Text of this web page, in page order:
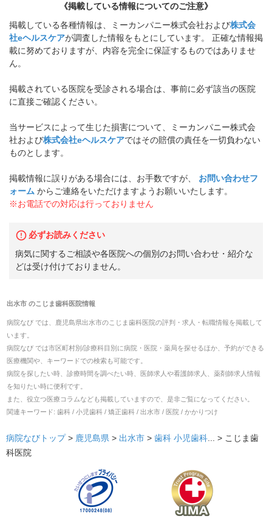
《掲載している情報についてのご注意》
掲載している各種情報は、ミーカンパニー株式会社および株式会
社eヘルスケアが調査した情報をもとにしています。 正確な情報掲
載に努めておりますが、内容を完全に保証するものではありませ
ん。
掲載されている医院を受診される場合は、事前に必ず該当の医院
に直接ご確認ください。
当サービスによって生じた損害について、ミーカンパニー株式会
社および株式会社eヘルスケアではその賠償の責任を一切負わない
ものとします。
掲載情報に誤りがある場合には、お手数ですが、
お問い合わせフ
ォーム からご連絡をいただけますようお願いいたします。
※お電話での対応は行っておりません
必ずお読みください
病気に関するご相談や各医院への個別のお問い合わせ・紹介な
どは受け付けておりません。
出水市のこじま歯科医院情報
病院なび では、 鹿児島県出水市のこじま歯科医院の評判・求人・転職情報を掲載して
います。
病院なび では市区町村別/診療科目別に病院・医院・薬局を探せるほか、予約ができる
医療機関や、キーワードでの検索も可能です。
病院を探したい時、診療時間を調べたい時、医師求人や看護師求人、薬剤師求人情報
を知りたい時に便利です。
また、役立つ医療コラムなども掲載していますので、是非ご覧になってください。
関連キーワード: 歯科 / 小児歯科 / 矯正歯科 / 出水市 / 医院 / かかりつけ
病院なびトップ > 鹿児島県 > 出水市 > 歯科 小児歯科... > こじま歯
科医院